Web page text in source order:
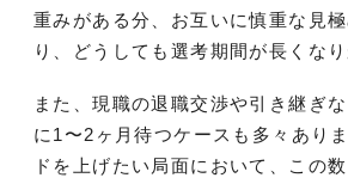
重みがある分、お互いに慎重な見
り、どうしても選考期間が長くなり
また、現職の退職交渉や引き継ぎ
に1〜2ヶ月待つケースも多々あり
ドを上げたい局面において、この